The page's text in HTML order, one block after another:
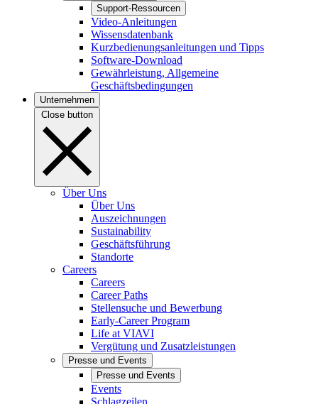
Support-Ressourcen
Video-Anleitungen
Wissensdatenbank
Kurzbedienungsanleitungen und Tipps
Software-Download
Gewährleistung, Allgemeine
Geschäftsbedingungen
Unternehmen
Close button
Über Uns
Über Uns
Auszeichnungen
Sustainability
Geschäftsführung
Standorte
Careers
Careers
Career Paths
Stellensuche und Bewerbung
Early-Career Program
Life at VIAVI
Vergütung und Zusatzleistungen
Presse und Events
Presse und Events
Events